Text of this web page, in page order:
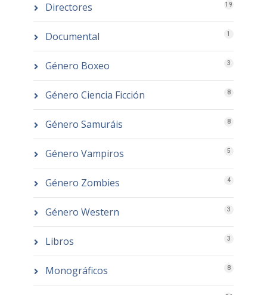
Directores 19
Documental 1
Género Boxeo 3
Género Ciencia Ficción 8
Género Samuráis 8
Género Vampiros 5
Género Zombies 4
Género Western 3
Libros 3
Monográficos 8